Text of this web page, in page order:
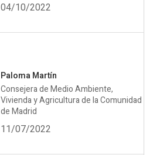
04/10/2022
Paloma Martín
Consejera de Medio Ambiente,
Vivienda y Agricultura de la Comunidad
de Madrid
11/07/2022